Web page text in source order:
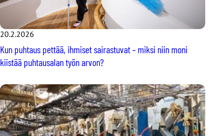
20.2.2026
Kun puhtaus pettää, ihmiset sairastuvat – miksi niin moni
kiistää puhtausalan työn arvon?